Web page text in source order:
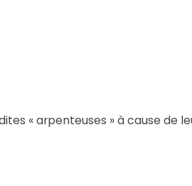
« arpenteuses » à cause de